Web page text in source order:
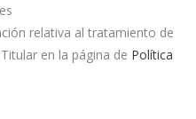
relativa al tratamiento de
en la página de Política